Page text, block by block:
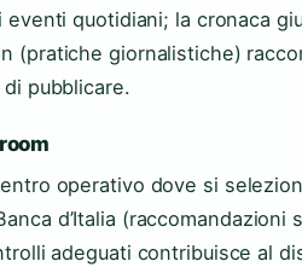
eventi quotidiani; la cronaca
(pratiche giornalistiche)
pubblicare.
operativo dove si
d’Italia
adeguati contribuisce al